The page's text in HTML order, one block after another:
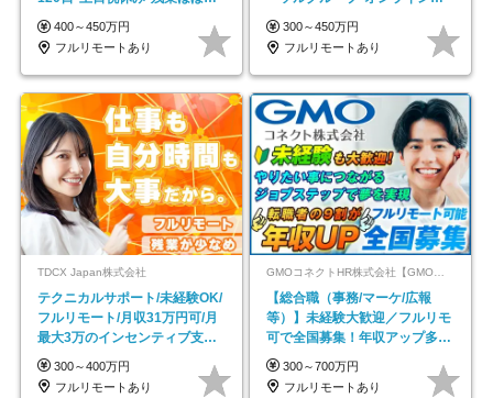
し*育児中社員8割以上
400～450万円
フルリモートあり
接*30～40代活躍中
300～450万円
フルリモートあり
TDCX Japan株式会社
テクニカルサポート/未経験OK/
フルリモート/月収31万円可/月
最大3万のインセンティブ支給/
平均年齢33歳
300～400万円
フルリモートあり
GMOコネクトHR株式会社【GMOインターネットグループ】
【総合職（事務/マーケ/広報
等）】未経験大歓迎／フルリモ
可で全国募集！年収アップ多数
★年休最大130日★
300～700万円
フルリモートあり